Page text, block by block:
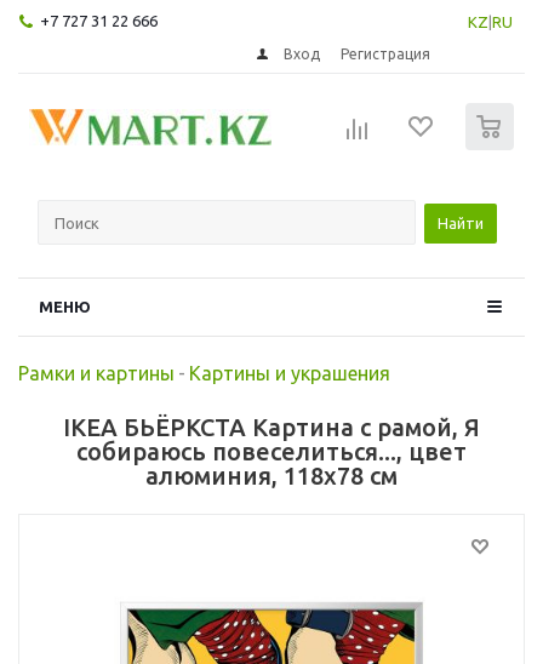
+7 727 31 22 666 KZ RU
Вход Регистрация
Найти
МЕНЮ
Рамки и картины - Картины и украшения
IKEA БЬЁРКСТА Картина с рамой, Я
собираюсь повеселиться..., цвет
алюминия, 118x78 см